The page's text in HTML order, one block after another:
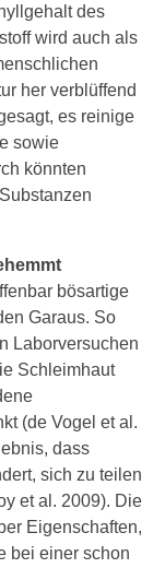
des
wird auch als
her verblüffend
es reinige
sowie
könnten
bösartige
Garaus. So
Laborversuchen
Schleimhaut
(de Vogel et al.
dass
sich zu teilen
et al. 2009). Die
Eigenschaften,
bei einer schon